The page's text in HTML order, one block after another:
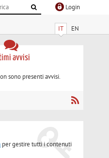
Login
IT EN
avvisi
sono presenti avvisi.
per gestire tutti i contenuti